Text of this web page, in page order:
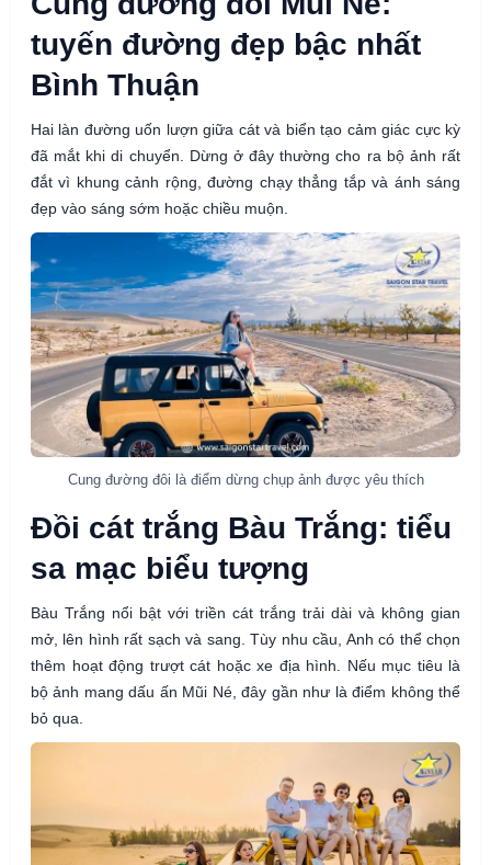
tuyến đường đẹp bậc nhất
Bình Thuận
Hai làn đường uốn lượn giữa cát và biển tạo cảm giác cực kỳ
đã mắt khi di chuyển. Dừng ở đây thường cho ra bộ ảnh rất
đắt vì khung cảnh rộng, đường chạy thẳng tắp và ánh sáng
đẹp vào sáng sớm hoặc chiều muộn.
Cung đường đôi là điểm dừng chụp ảnh được yêu thích
Đồi cát trắng Bàu Trắng: tiểu
sa mạc biểu tượng
Bàu Trắng nổi bật với triền cát trắng trải dài và không gian
mở, lên hình rất sạch và sang. Tùy nhu cầu, Anh có thể chọn
thêm hoạt động trượt cát hoặc xe địa hình. Nếu mục tiêu là
bộ ảnh mang dấu ấn Mũi Né, đây gần như là điểm không thể
bỏ qua.